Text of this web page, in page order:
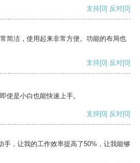
支持[0] 反对[0]
简洁，使用起来非常方便。功能的布局也
支持[0] 反对[0]
使是小白也能快速上手。
支持[0] 反对[0]
手，让我的工作效率提高了50%，让我能够